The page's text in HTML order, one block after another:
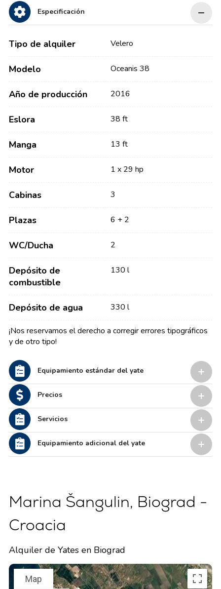
Especificación
Tipo de alquiler Velero
Modelo Oceanis 38
Año de producción 2016
Eslora 38 ft
Manga 13 ft
Motor 1 x 29 hp
Cabinas 3
Plazas 6 + 2
WC/Ducha 2
Depósito de
combustible
130 l
Depósito de agua 330 l
¡Nos reservamos el derecho a corregir errores tipográficos
y de otro tipo!
Equipamiento estándar del yate
Precios
Servicios
Equipamiento adicional del yate
Marina Šangulin, Biograd -
Croacia
Alquiler de Yates en Biograd
Map